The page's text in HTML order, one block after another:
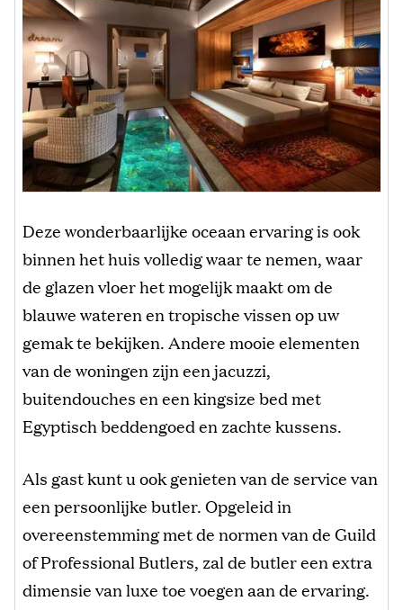
Deze wonderbaarlijke oceaan ervaring is ook
binnen het huis volledig waar te nemen, waar
de glazen vloer het mogelijk maakt om de
blauwe wateren en tropische vissen op uw
gemak te bekijken. Andere mooie elementen
van de woningen zijn een jacuzzi,
buitendouches en een kingsize bed met
Egyptisch beddengoed en zachte kussens.
Als gast kunt u ook genieten van de service van
een persoonlijke butler. Opgeleid in
overeenstemming met de normen van de Guild
of Professional Butlers, zal de butler een extra
dimensie van luxe toe voegen aan de ervaring.